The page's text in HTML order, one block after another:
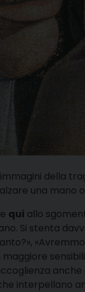
della
una mano
qui allo
Si stenta
interpellano